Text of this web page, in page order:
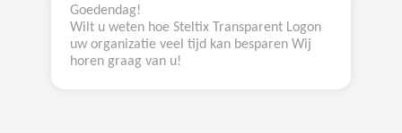
Goedendag!
Wilt u weten hoe Steltix Transparent Logon
uw organizatie veel tijd kan besparen Wij
horen graag van u!